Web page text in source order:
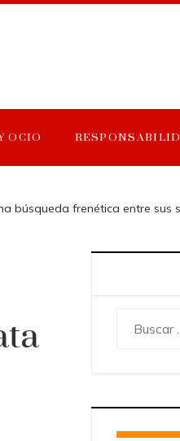
OCIO
búsqueda frenética entre sus